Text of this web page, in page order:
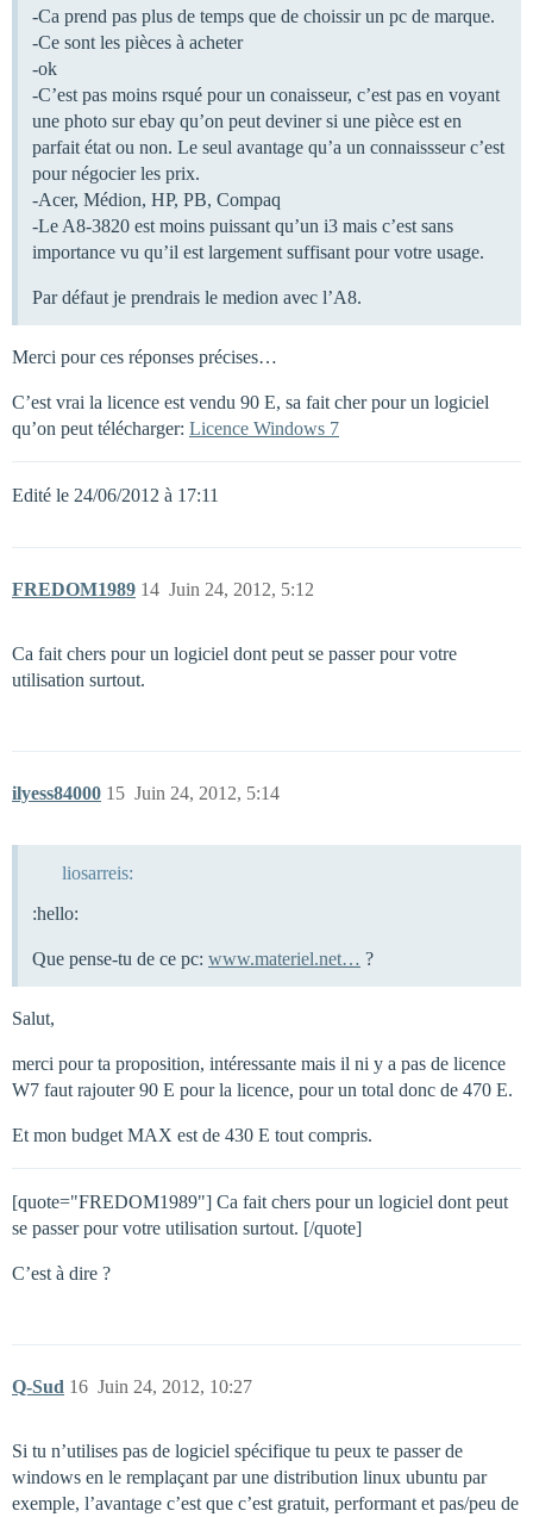
-Ca prend pas plus de temps que de choissir un pc de marque.
-Ce sont les pièces à acheter
-ok
-C’est pas moins rsqué pour un conaisseur, c’est pas en voyant
une photo sur ebay qu’on peut deviner si une pièce est en
parfait état ou non. Le seul avantage qu’a un connaissseur c’est
pour négocier les prix.
-Acer, Médion, HP, PB, Compaq
-Le A8-3820 est moins puissant qu’un i3 mais c’est sans
importance vu qu’il est largement suffisant pour votre usage.
Par défaut je prendrais le medion avec l’A8.
Merci pour ces réponses précises…
C’est vrai la licence est vendu 90 E, sa fait cher pour un logiciel
qu’on peut télécharger: Licence Windows 7
Edité le 24/06/2012 à 17:11
FREDOM1989 Juin 24, 2012, 5:12
14
Ca fait chers pour un logiciel dont peut se passer pour votre
utilisation surtout.
ilyess84000 Juin 24, 2012, 5:14
15
liosarreis:
:hello:
Que pense-tu de ce pc: www.materiel.net… ?
Salut,
merci pour ta proposition, intéressante mais il ni y a pas de licence
W7 faut rajouter 90 E pour la licence, pour un total donc de 470 E.
Et mon budget MAX est de 430 E tout compris.
[quote="FREDOM1989"] Ca fait chers pour un logiciel dont peut
se passer pour votre utilisation surtout. [/quote]
C’est à dire ?
Q-Sud Juin 24, 2012, 10:27
16
Si tu n’utilises pas de logiciel spécifique tu peux te passer de
windows en le remplaçant par une distribution linux ubuntu par
exemple, l’avantage c’est que c’est gratuit, performant et pas/peu de